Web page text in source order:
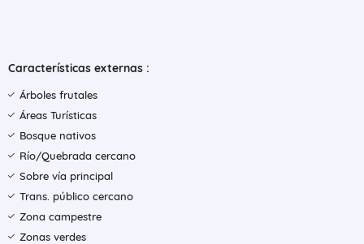
Características externas :
Árboles frutales
Áreas Turísticas
Bosque nativos
Río/Quebrada cercano
Sobre vía principal
Trans. público cercano
Zona campestre
Zonas verdes